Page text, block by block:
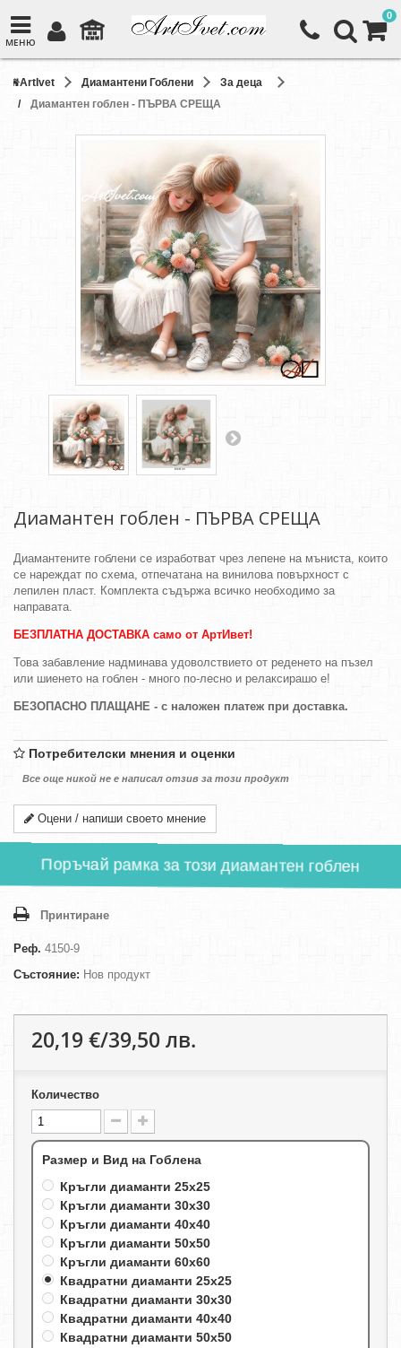
МЕНЮ
0
ArtIvet Диамантени Гоблени
За деца
Диамантен гоблен - ПЪРВА СРЕЩА
Диамантен гоблен - ПЪРВА СРЕЩА
Диамантените гоблени се изработват чрез лепене на мъниста, които
се нареждат по схема, отпечатана на винилова повърхност с
лепилен пласт. Комплекта съдържа всичко необходимо за
направата.
БЕЗПЛАТНА ДОСТАВКА само от АртИвет!
Това забавление надминава удоволствието от реденето на пъзел
или шиенето на гоблен - много по-лесно и релаксирашо е!
БЕЗОПАСНО ПЛАЩАНЕ - с наложен платеж при доставка.
Потребителски мнения и оценки
Все още никой не е написал отзив за този продукт
Оцени / напиши своето мнение
Поръчай рамка за този диамантен гоблен
Принтиране
Реф. 4150-9
Състояние: Нов продукт
20,19 €/39,50 лв.
Количество
Размер и Вид на Гоблена
Кръгли диаманти 25х25
Кръгли диаманти 30х30
Кръгли диаманти 40х40
Кръгли диаманти 50х50
Кръгли диаманти 60х60
Квадратни диаманти 25х25
Квадратни диаманти 30х30
Квадратни диаманти 40х40
Квадратни диаманти 50х50